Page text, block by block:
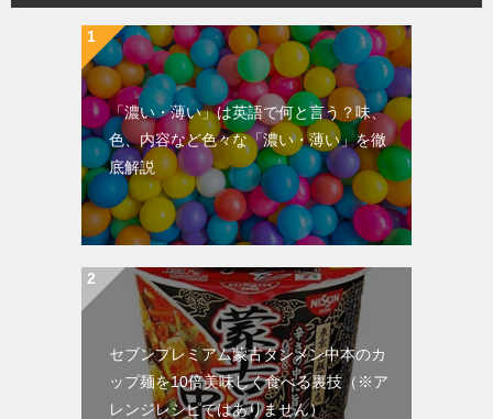
「濃い・薄い」は英語で何と言う？味、
色、内容など色々な「濃い・薄い」を徹
底解説
セブンプレミアム蒙古タンメン中本のカ
ップ麺を10倍美味しく食べる裏技（※ア
レンジレシピではありません）